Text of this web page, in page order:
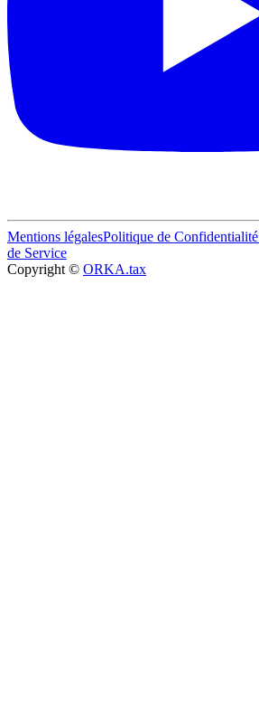
Mentions légalesPolitique de Confidentialité
de Service
Copyright © ORKA.tax